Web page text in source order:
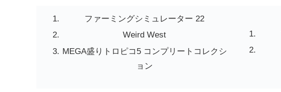
ファーミングシミュレーター 22
Weird West
MEGA盛りトロピコ5 コンプリートコレクシ
ョン